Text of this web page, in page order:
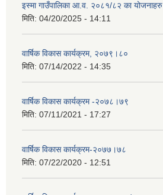
इस्मा गाउँपालिका आ.व. २०८१/८२ का योजनाहरु
मिति: 04/20/2025 - 14:11
वार्षिक विकास कार्यक्रम, २०७९।८०
मिति: 07/14/2022 - 14:35
वार्षिक विकास कार्यक्रम -२०७८।७९
मिति: 07/11/2021 - 17:27
वार्षिक विकास कार्यक्रम-२०७७।७८
मिति: 07/22/2020 - 12:51